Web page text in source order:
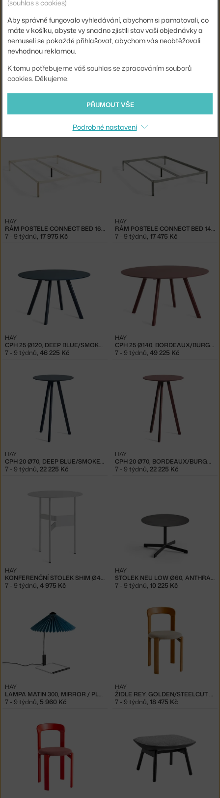
5 - 7 týdnů,16 975 Kč
HAY
RÁM POSTELE CONNECT BED 160X200, ALABASTER
HAY
7 - 9 týdnů, 17 975 Kč
RÁM POSTELE CONNECT BED 140X200, WARM GREY
HAY
7 - 9 týdnů, 17 475 Kč
CPH 25 Ø120, DEEP BLUE/SMOKEY BLUE
HAY
7 - 9 týdnů, 46 225 Kč
CPH 25 Ø140, BORDEAUX/BURGUNDY
HAY
7 - 9 týdnů, 49 225 Kč
CPH 20 Ø70, DEEP BLUE/SMOKEY BLUE
HAY
7 - 9 týdnů, 22 225 Kč
CPH 20 Ø70, BORDEAUX/BURGUNDY
HAY
7 - 9 týdnů, 22 225 Kč
KONFERENČNÍ STOLEK SHIM Ø45X51, SILVER GREY
HAY
7 - 9 týdnů, 4 975 Kč
STOLEK NEU LOW Ø60, ANTHRACITE
HAY
7 - 9 týdnů, 10 225 Kč
LAMPA MATIN 300, MIRROR / PLACID BLUE
HAY
7 - 9 týdnů 5 960 Kč
ŽIDLE REY, GOLDEN/STEELCUT TRIO 213
HAY
7 - 9 týdnů 18 475 Kč
(souhlas s cookies)
Aby správně fungovalo vyhledávání, abychom si pamatovali, co
máte v košíku, abyste vy snadno zjistili stav vaší objednávky a
nemuseli se pokaždé přihlašovat, abychom vás neobtěžovali
nevhodnou reklamou.
K tomu potřebujeme váš souhlas se zpracováním souborů
cookies. Děkujeme.
PŘIJMOUT VŠE
Podrobné nastavení